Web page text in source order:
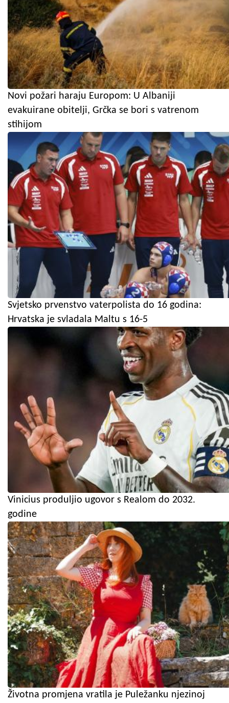
Novi požari haraju Europom: U Albaniji
evakuirane obitelji, Grčka se bori s vatrenom
stihijom
Svjetsko prvenstvo vaterpolista do 16 godina:
Hrvatska je svladala Maltu s 16-5
Vinicius produljio ugovor s Realom do 2032.
godine
Životna promjena vratila je Puležanku njezinoj